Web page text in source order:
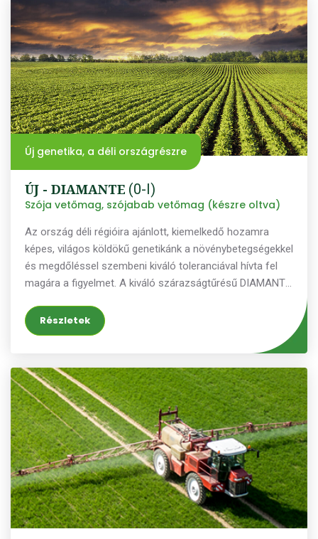
Új genetika, a déli országrészre
ÚJ - DIAMANTE (0-I)
Szója vetőmag, szójabab vetőmag (készre oltva)
Az ország déli régióira ajánlott, kiemelkedő hozamra
képes, világos köldökű genetikánk a növénybetegségekkel
és megdőléssel szembeni kiváló toleranciával hívta fel
magára a figyelmet. A kiváló szárazságtűrésű DIAMANTE
értékes napokat nyerhetnek a megkésett betakarítás
esetén. A fajta növénymagassága közepes, alsó
hüvelymagassága többnyire magas, ami a betakarítási
veszteséget nagyban csökkenti. Fajtánkat, a lehető
legmagasabb vetőmag minőség elérése érdekében, a -
KarintiaCSÍRAmax, - KarintiaSAFEmax és a -
KarintiaKONTROLLmax minőségi rendszereink keretében
állítjuk elő. Programunk részleteiért kérjük keresse terület
képviselőinket.
Részletek